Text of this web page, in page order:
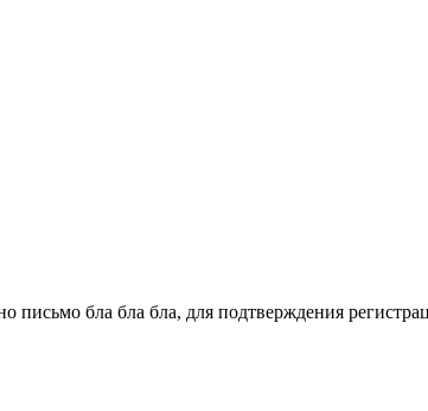
письмо бла бла бла, для подтверждения